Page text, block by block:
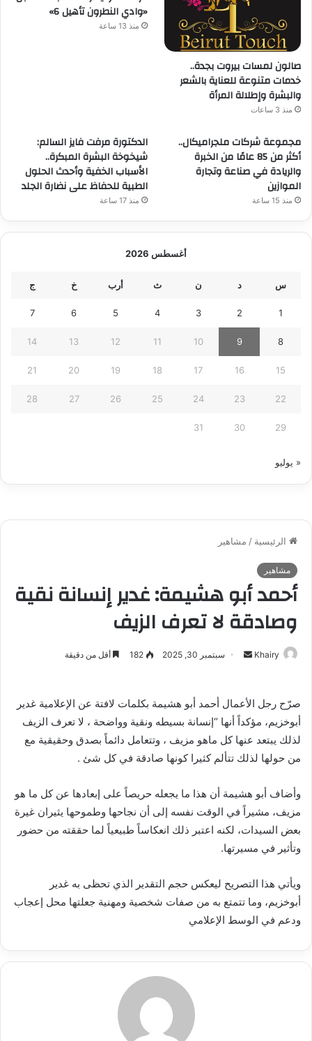
صالون لمسات بيروت بجدة..
خدمات متنوعة للعناية بالشعر
والبشرة وإطلالة المرأة
منذ 3 ساعات
«وادي النطرون تأهيل 6»
منذ 13 ساعة
مجموعة شركات ملجراميكال..
أكثر من 85 عامًا من الخبرة
والريادة في صناعة وتجارة
الموازين
منذ 15 ساعة
الدكتورة مرفت فايز السالم:
شيخوخة البشرة المبكرة..
الأسباب الخفية وأحدث الحلول
الطبية للحفاظ على نضارة الجلد
منذ 17 ساعة
أغسطس 2026
س د ن ث أرب خ ج
1
2
3
4
5
6
7
8
9
10
11
12
13
14
15
16
17
18
19
20
21
22
23
24
25
26
27
28
29
30
31
« يوليو